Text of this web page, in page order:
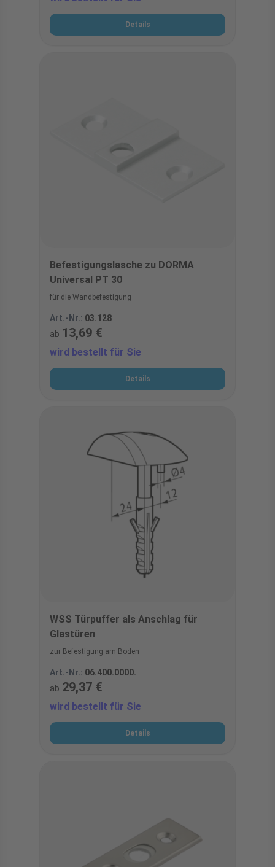
Details
Befestigungslasche zu DORMA
Universal PT 30
für die Wandbefestigung
Art.-Nr.: 03.128
ab 13,69 €
wird bestellt für Sie
Details
WSS Türpuffer als Anschlag für
Glastüren
zur Befestigung am Boden
Art.-Nr.: 06.400.0000.
ab 29,37 €
wird bestellt für Sie
Details